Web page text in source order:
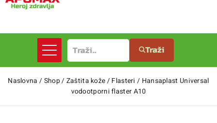
Traži
Naslovna /Shop/Zaštita kože/Flasteri / Hansaplast Universal
vodootporni flaster A10